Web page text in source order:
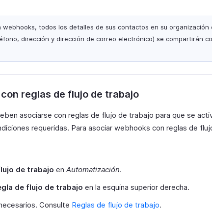
webhooks, todos los detalles de sus contactos en su organización
dirección y dirección de correo electrónico) se compartirán
reglas de flujo de trabajo
asociarse con reglas de flujo de trabajo para que se
requeridas. Para asociar webhooks con reglas de
de trabajo en Automatización.
de flujo de trabajo en la esquina superior derecha.
Consulte Reglas de flujo de trabajo.